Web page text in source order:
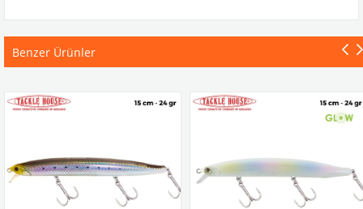
Benzer Ürünler